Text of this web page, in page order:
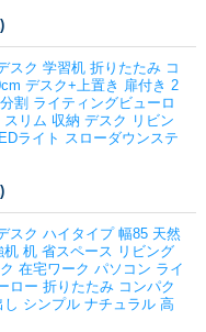
スク 学習机 折りたたみ コ
デスク+上置き 扉付き 2
割 ライティングビューロ
スリム 収納 デスク リビン
ライト スローダウンステ
スク ハイタイプ 幅85 天然
机 省スペース リビング
在宅ワーク パソコン ライ
ロー 折りたたみ コンパク
し シンプル ナチュラル 高